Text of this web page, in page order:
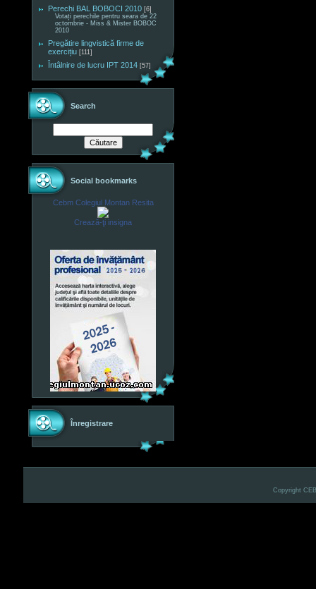
Perechi BAL BOBOCI 2010 [6]
Votați perechile pentru seara de 22
octombrie - Miss & Mister BOBOC
2010
Pregătire lingvistică firme de
exercițiu [111]
Întâlnire de lucru IPT 2014 [57]
Search
Social bookmarks
Cebm Colegiul Montan Resita
Crează-ţi insigna
Înregistrare
Copyright